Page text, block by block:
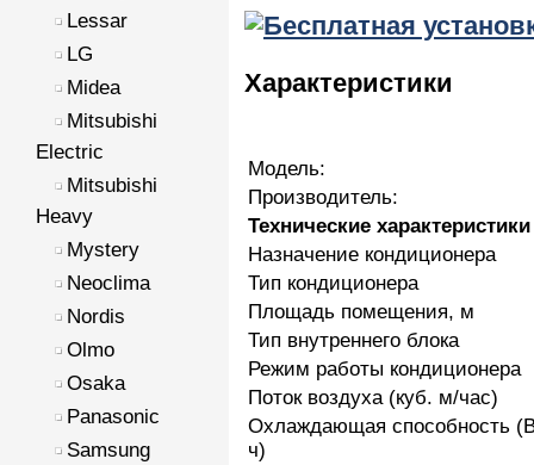
Lessar
LG
Midea
Mitsubishi
Electric
Mitsubishi
Heavy
Mystery
Neoclima
Nordis
Olmo
Osaka
Panasonic
Samsung
Характеристики
Модель:
Производитель:
Технические характеристики
Назначение кондиционера
Тип кондиционера
Площадь помещения, м
Тип внутреннего блока
Режим работы кондиционера
Поток воздуха (куб. м/час)
Охлаждающая способность
ч)